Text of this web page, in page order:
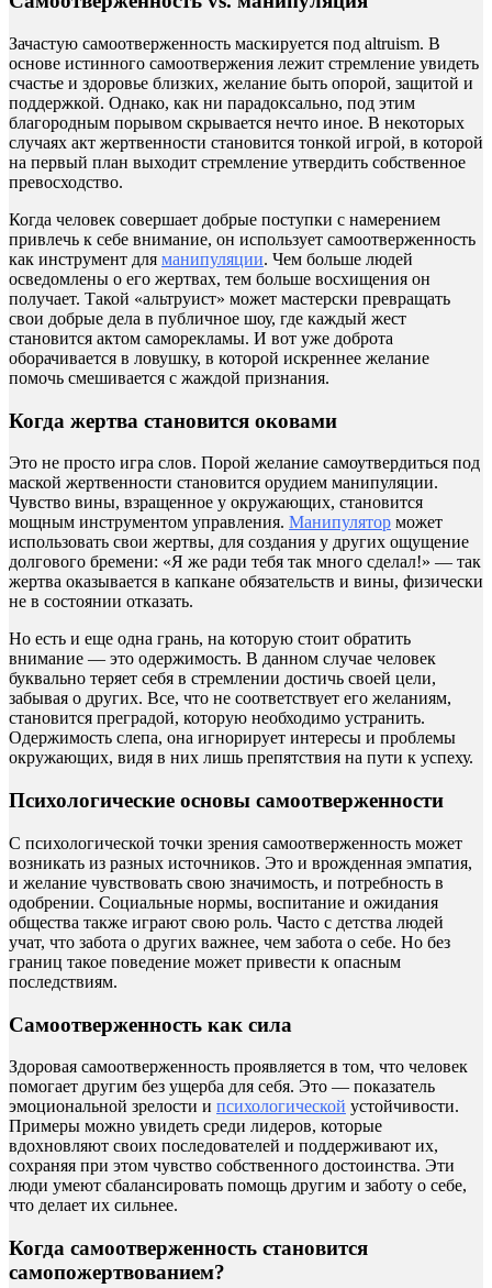
Зачастую самоотверженность маскируется под altruism. В
основе истинного самоотвержения лежит стремление увидеть
счастье и здоровье близких, желание быть опорой, защитой и
поддержкой. Однако, как ни парадоксально, под этим
благородным порывом скрывается нечто иное. В некоторых
случаях акт жертвенности становится тонкой игрой, в которой
на первый план выходит стремление утвердить собственное
превосходство.
Когда человек совершает добрые поступки с намерением
привлечь к себе внимание, он использует самоотверженность
как инструмент для манипуляции. Чем больше людей
осведомлены о его жертвах, тем больше восхищения он
получает. Такой «альтруист» может мастерски превращать
свои добрые дела в публичное шоу, где каждый жест
становится актом саморекламы. И вот уже доброта
оборачивается в ловушку, в которой искреннее желание
помочь смешивается с жаждой признания.
Когда жертва становится оковами
Это не просто игра слов. Порой желание самоутвердиться под
маской жертвенности становится орудием манипуляции.
Чувство вины, взращенное у окружающих, становится
мощным инструментом управления. Манипулятор может
использовать свои жертвы, для создания у других ощущение
долгового бремени: «Я же ради тебя так много сделал!» — так
жертва оказывается в капкане обязательств и вины, физически
не в состоянии отказать.
Но есть и еще одна грань, на которую стоит обратить
внимание — это одержимость. В данном случае человек
буквально теряет себя в стремлении достичь своей цели,
забывая о других. Все, что не соответствует его желаниям,
становится преградой, которую необходимо устранить.
Одержимость слепа, она игнорирует интересы и проблемы
окружающих, видя в них лишь препятствия на пути к успеху.
Психологические основы самоотверженности
С психологической точки зрения самоотверженность может
возникать из разных источников. Это и врожденная эмпатия,
и желание чувствовать свою значимость, и потребность в
одобрении. Социальные нормы, воспитание и ожидания
общества также играют свою роль. Часто с детства людей
учат, что забота о других важнее, чем забота о себе. Но без
границ такое поведение может привести к опасным
последствиям.
Самоотверженность как сила
Здоровая самоотверженность проявляется в том, что человек
помогает другим без ущерба для себя. Это — показатель
эмоциональной зрелости и психологической устойчивости.
Примеры можно увидеть среди лидеров, которые
вдохновляют своих последователей и поддерживают их,
сохраняя при этом чувство собственного достоинства. Эти
люди умеют сбалансировать помощь другим и заботу о себе,
что делает их сильнее.
Когда самоотверженность становится
самопожертвованием?